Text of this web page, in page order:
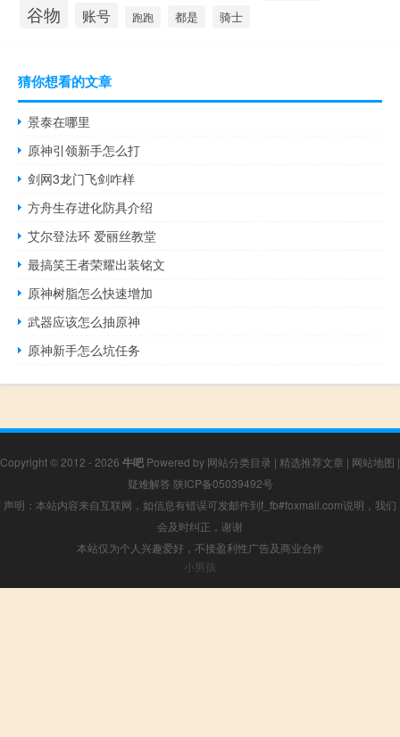
谷物 账号 跑跑 都是 骑士
猜你想看的文章
景泰在哪里
原神引领新手怎么打
剑网3龙门飞剑咋样
方舟生存进化防具介绍
艾尔登法环 爱丽丝教堂
最搞笑王者荣耀出装铭文
原神树脂怎么快速增加
武器应该怎么抽原神
原神新手怎么坑任务
Copyright © 2012 - 2026 牛吧 Powered by 网站分类目录 | 精选推荐文章 | 网站地图 |
疑难解答 陕ICP备05039492号
声明：本站内容来自互联网，如信息有错误可发邮件到f_fb#foxmail.com说明，我们
会及时纠正，谢谢
本站仅为个人兴趣爱好，不接盈利性广告及商业合作
小男孩